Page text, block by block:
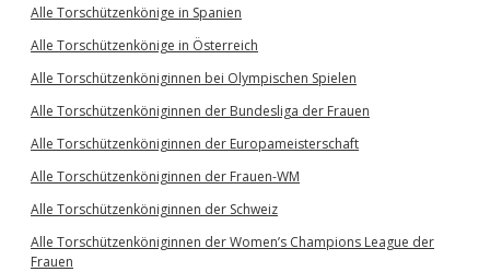
Alle Torschützenkönige in Spanien
Alle Torschützenkönige in Österreich
Alle Torschützenköniginnen bei Olympischen Spielen
Alle Torschützenköniginnen der Bundesliga der Frauen
Alle Torschützenköniginnen der Europameisterschaft
Alle Torschützenköniginnen der Frauen-WM
Alle Torschützenköniginnen der Schweiz
Alle Torschützenköniginnen der Women’s Champions League der
Frauen